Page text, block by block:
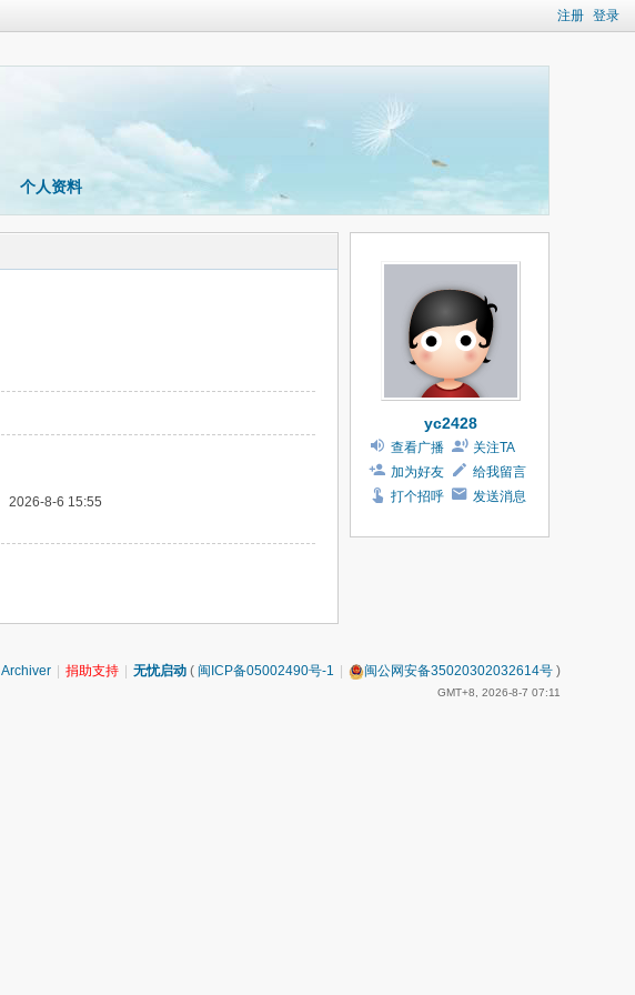
注册 登录
个人资料
2026-8-6 15:55
yc2428
查看广播
关注TA
加为好友
给我留言
打个招呼
发送消息
Archiver 捐助支持 无忧启动 ( 闽ICP备05002490号-1 闽公网安备35020302032614号 )
GMT+8, 2026-8-7 07:11